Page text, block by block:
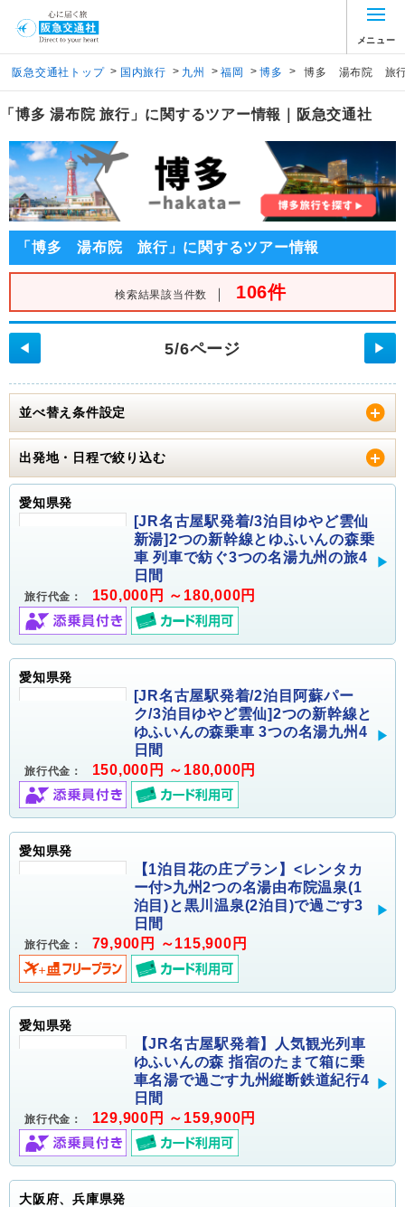
メニュー
阪急交通社トップ > 国内旅行 > 九州 > 福岡 > 博多 > 博多 湯布院 旅
「博多 湯布院 旅行」に関するツアー情報｜阪急交通社
「博多 湯布院 旅行」に関するツアー情報
検索結果該当件数 ｜ 106件
5/6ページ
◀ ▶
並べ替え条件設定
出発地・日程で絞り込む
愛知県発
[JR名古屋駅発着/3泊目ゆやど雲仙
新湯]2つの新幹線とゆふいんの森乗
車 列車で紡ぐ3つの名湯九州の旅4
日間
旅行代金： 150,000円 ～180,000円
愛知県発
[JR名古屋駅発着/2泊目阿蘇パー
ク/3泊目ゆやど雲仙]2つの新幹線と
ゆふいんの森乗車 3つの名湯九州4
日間
旅行代金： 150,000円 ～180,000円
愛知県発
【1泊目花の庄プラン】<レンタカ
ー付>九州2つの名湯由布院温泉(1
泊目)と黒川温泉(2泊目)で過ごす3
日間
旅行代金： 79,900円 ～115,900円
愛知県発
【JR名古屋駅発着】人気観光列車
ゆふいんの森 指宿のたまて箱に乗
車名湯で過ごす九州縦断鉄道紀行4
日間
旅行代金： 129,900円 ～159,900円
大阪府、兵庫県発